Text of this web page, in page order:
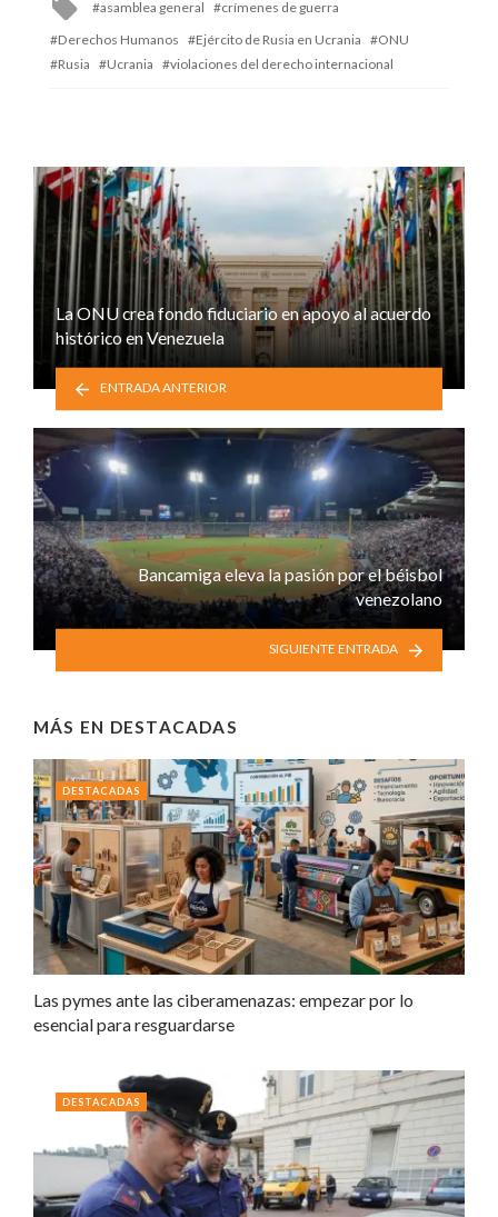
asamblea general
crímenes de guerra
Derechos Humanos
Ejército de Rusia en Ucrania
ONU
Rusia
Ucrania violaciones del derecho internacional
La ONU crea fondo fiduciario en apoyo al acuerdo
histórico en Venezuela
ENTRADA ANTERIOR
Bancamiga eleva la pasión por el béisbol
venezolano
SIGUIENTE ENTRADA
MÁS EN DESTACADAS
Las pymes ante las ciberamenazas: empezar por lo
esencial para resguardarse
DESTACADAS
DESTACADAS